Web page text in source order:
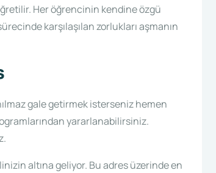
Her öğrencinin kendine özgü
karşılaşılan zorlukları aşmanın
gale getirmek isterseniz hemen
yararlanabilirsiniz.
altına geliyor. Bu adres üzerinde en